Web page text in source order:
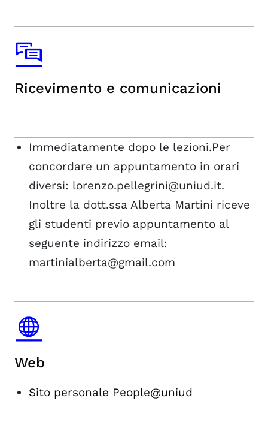
Ricevimento e comunicazioni
Immediatamente dopo le lezioni.Per
concordare un appuntamento in orari
diversi: lorenzo.pellegrini@uniud.it.
Inoltre la dott.ssa Alberta Martini riceve
gli studenti previo appuntamento al
seguente indirizzo email:
martinialberta@gmail.com
Web
Sito personale People@uniud